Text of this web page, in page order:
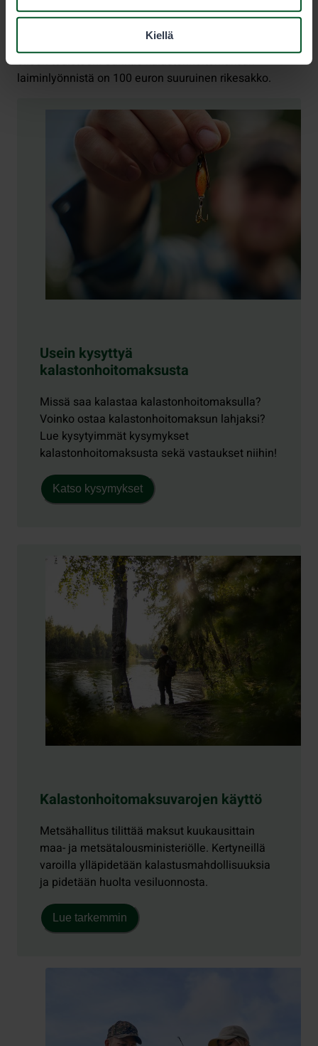
Kiellä
Jos kalastajalla ei ole tositetta mukanaan, hänet
määrätään käymään seitsemän päivän kuluessa
poliisiasemalla näyttämässä kalastushetkellä voimassa
olleen todisteen. Sanktio kalastonhoitomaksun
laiminlyönnistä on 100 euron suuruinen rikesakko.
Usein kysyttyä
kalastonhoitomaksusta
Missä saa kalastaa kalastonhoitomaksulla?
Voinko ostaa kalastonhoitomaksun lahjaksi?
Lue kysytyimmät kysymykset
kalastonhoitomaksusta sekä vastaukset niihin!
Katso kysymykset
Kalastonhoitomaksuvarojen käyttö
Metsähallitus tilittää maksut kuukausittain
maa- ja metsätalousministeriölle. Kertyneillä
varoilla ylläpidetään kalastusmahdollisuuksia
ja pidetään huolta vesiluonnosta.
Lue tarkemmin